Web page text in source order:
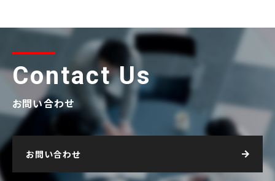
Contact Us
お問い合わせ
お問い合わせ